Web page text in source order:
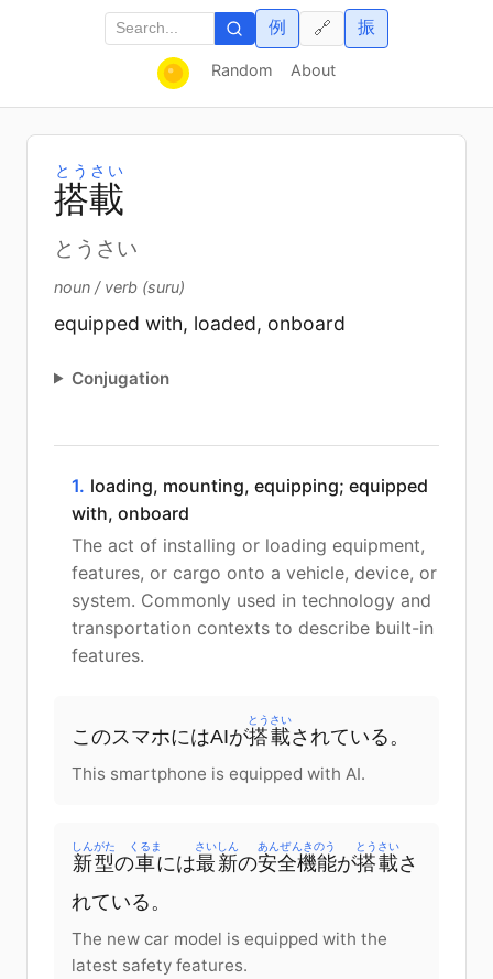
Random About
例 振
🔗
搭載
とうさい
とうさい
noun / verb (suru)
equipped with, loaded, onboard
Conjugation
1. loading, mounting, equipping; equipped
with, onboard
The act of installing or loading equipment,
features, or cargo onto a vehicle, device, or
system. Commonly used in technology and
transportation contexts to describe built-in
features.
このスマホにはAIが搭載
とうさい
されている。
This smartphone is equipped with AI.
新型
しんがた
の車
くるま
には最新
さいしん
の安全機能
あんぜんきのう
が搭載
とうさい
さ
れている。
The new car model is equipped with the
latest safety features.